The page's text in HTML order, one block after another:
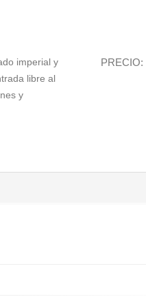
del país
judíos de
vistas
de John
un
PRECIO:
imperial y
libre al
y